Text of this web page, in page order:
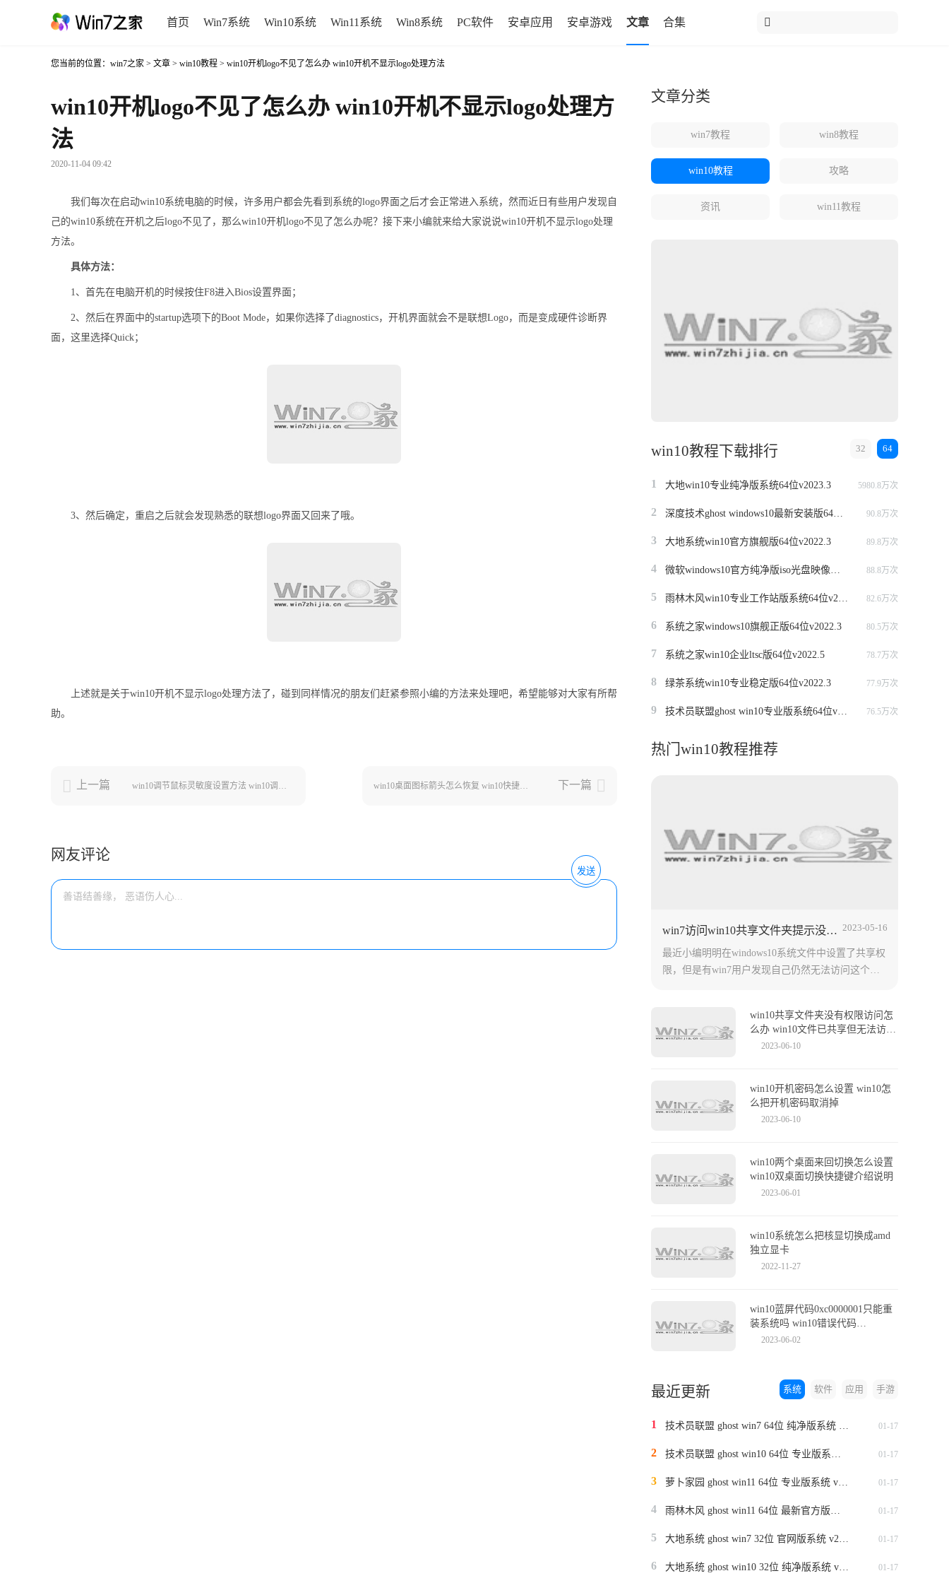
首页 Win7系统 Win10系统 Win11系统 Win8系统 PC软件 安卓应用 安卓游戏 文章 合集
您当前的位置： win7之家 > 文章 > win10教程 > win10开机logo不见了怎么办 win10开机不显示logo处理方法
win10开机logo不见了怎么办 win10开机不显示logo处理方
法
2020-11-04 09:42
我们每次在启动win10系统电脑的时候，许多用户都会先看到系统的logo界面之后才会正常进入系统，然而近日有些用户发现自
己的win10系统在开机之后logo不见了，那么win10开机logo不见了怎么办呢？接下来小编就来给大家说说win10开机不显示logo处理
方法。
具体方法：
1、首先在电脑开机的时候按住F8进入Bios设置界面；
2、然后在界面中的startup选项下的Boot Mode，如果你选择了diagnostics，开机界面就会不是联想Logo，而是变成硬件诊断界
面，这里选择Quick；
3、然后确定，重启之后就会发现熟悉的联想logo界面又回来了哦。
上述就是关于win10开机不显示logo处理方法了，碰到同样情况的朋友们赶紧参照小编的方法来处理吧，希望能够对大家有所帮
助。
上一篇 win10调节鼠标灵敏度设置方法 win10调鼠标灵敏度怎么调 下一篇
win10桌面图标箭头怎么恢复 win10快捷方式小箭头恢复方法
网友评论
发送
文章分类
win7教程 win8教程
win10教程 攻略
资讯 win11教程
win10教程下载排行 64
32
1 大地win10专业纯净版系统64位v2023.3 5980.8万次
2 90.8万次
3 大地系统win10官方旗舰版64位v2022.3 89.8万次
4 88.8万次
5 82.6万次
6 系统之家windows10旗舰正版64位v2022.3 80.5万次
7 系统之家win10企业ltsc版64位v2022.5 78.7万次
8 绿茶系统win10专业稳定版64位v2022.3 77.9万次
9 76.5万次
热门win10教程推荐
win7访问win10共享文件夹提示没有权限怎么办 win10共享文件设置方法介绍 2023-05-16
最近小编明明在windows10系统文件中设置了共享权
限，但是有win7用户发现自己仍然无法访问这个被
方法，以及无法访问的原因，有需要的用户们赶紧
来看一下吧。
win10共享文件夹没有权限访问怎
么办 win10文件已共享但无法访问
的解决办法
2023-06-10
win10开机密码怎么设置 win10怎
么把开机密码取消掉
2023-06-10
win10两个桌面来回切换怎么设置
win10双桌面切换快捷键介绍说明
2023-06-01
win10系统怎么把核显切换成amd
独立显卡
2022-11-27
win10蓝屏代码0xc0000001只能重
装系统吗 win10错误代码
0xc0000001怎么解决
2023-06-02
最近更新 手游
应用
软件
系统
1 01-17
2 01-17
3 01-17
4 01-17
5 01-17
6 01-17